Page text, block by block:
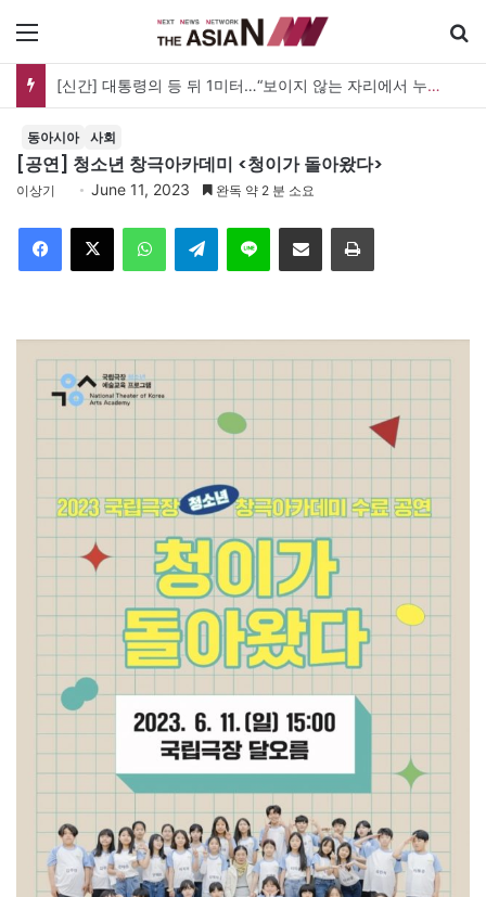
[신간] 대통령의 등 뒤 1미터…“보이지 않는 자리에서 누구를 지킨다는 것”
동아시아 사회
[공연] 청소년 창극아카데미 <청이가 돌아왔다>
이상기 June 11, 2023 완독 약 2 분 소요
Telegram 이메일